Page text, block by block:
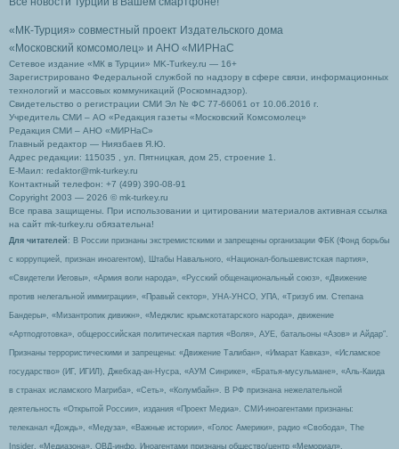
«МК-Турция» совместный проект Издательского дома
«Московский комсомолец» и АНО «МИРНаС
Сетевое издание «МК в Турции» MK-Turkey.ru — 16+
Зарегистрировано Федеральной службой по надзору в сфере связи, информационных
технологий и массовых коммуникаций (Роскомнадзор).
Свидетельство о регистрации СМИ Эл № ФС 77-66061 от 10.06.2016 г.
Учредитель СМИ – АО «Редакция газеты «Московский Комсомолец»
Редакция СМИ – АНО «МИРНаС»
Главный редактор — Ниязбаев Я.Ю.
Адрес редакции: 115035 , ул. Пятницкая, дом 25, строение 1.
Е-Маил: redaktor@mk-turkey.ru
Контактный телефон: +7 (499) 390-08-91
Copyright 2003 — 2026 © mk-turkey.ru
Все права защищены. При использовании и цитировании материалов активная ссылка
на сайт mk-turkey.ru обязательна!
Для читателей : В России признаны экстремистскими и запрещены организации ФБК (Фонд борьбы
с коррупцией, признан иноагентом), Штабы Навального, «Национал-большевистская партия»,
«Свидетели Иеговы», «Армия воли народа», «Русский общенациональный союз», «Движение
против нелегальной иммиграции», «Правый сектор», УНА-УНСО, УПА, «Тризуб им. Степана
Бандеры», «Мизантропик дивижн», «Меджлис крымскотатарского народа», движение
«Артподготовка», общероссийская политическая партия «Воля», АУЕ, батальоны «Азов» и Айдар″.
Признаны террористическими и запрещены: «Движение Талибан», «Имарат Кавказ», «Исламское
государство» (ИГ, ИГИЛ), Джебхад-ан-Нусра, «АУМ Синрике», «Братья-мусульмане», «Аль-Каида
в странах исламского Магриба», «Сеть», «Колумбайн». В РФ признана нежелательной
деятельность «Открытой России», издания «Проект Медиа». СМИ-иноагентами признаны:
телеканал «Дождь», «Медуза», «Важные истории», «Голос Америки», радио «Свобода», The
Insider, «Медиазона», ОВД-инфо. Иноагентами признаны общество/центр «Мемориал»,